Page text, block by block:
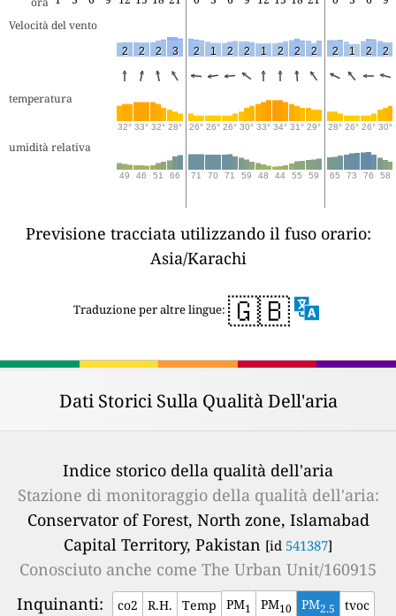
Velocità del vento
2 2 2 3 2 1 2 2 1 2 2 2 2 1 2 2
temperatura
32° 33° 32° 28° 26° 26° 26° 30° 33° 34° 31° 29° 28° 26° 26° 30°
umidità relativa
49 46 51 66 71 70 71 59 48 44 55 59 65 73 76 58
Previsione tracciata utilizzando il fuso orario:
Asia/Karachi
Traduzione per altre lingue: 🇬🇧
Dati Storici Sulla Qualità Dell'aria
Indice storico della qualità dell'aria
Stazione di monitoraggio della qualità dell'aria:
Conservator of Forest, North zone, Islamabad
Capital Territory, Pakistan [id 541387]
Conosciuto anche come The Urban Unit/160915
Inquinanti:
co2 R.H. Temp PM1 PM10 PM2.5 tvoc